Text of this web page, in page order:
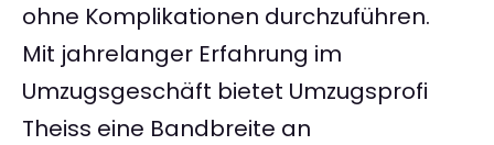
ohne Komplikationen durchzuführen.
Mit jahrelanger Erfahrung im
Umzugsgeschäft bietet Umzugsprofi
Theiss eine Bandbreite an